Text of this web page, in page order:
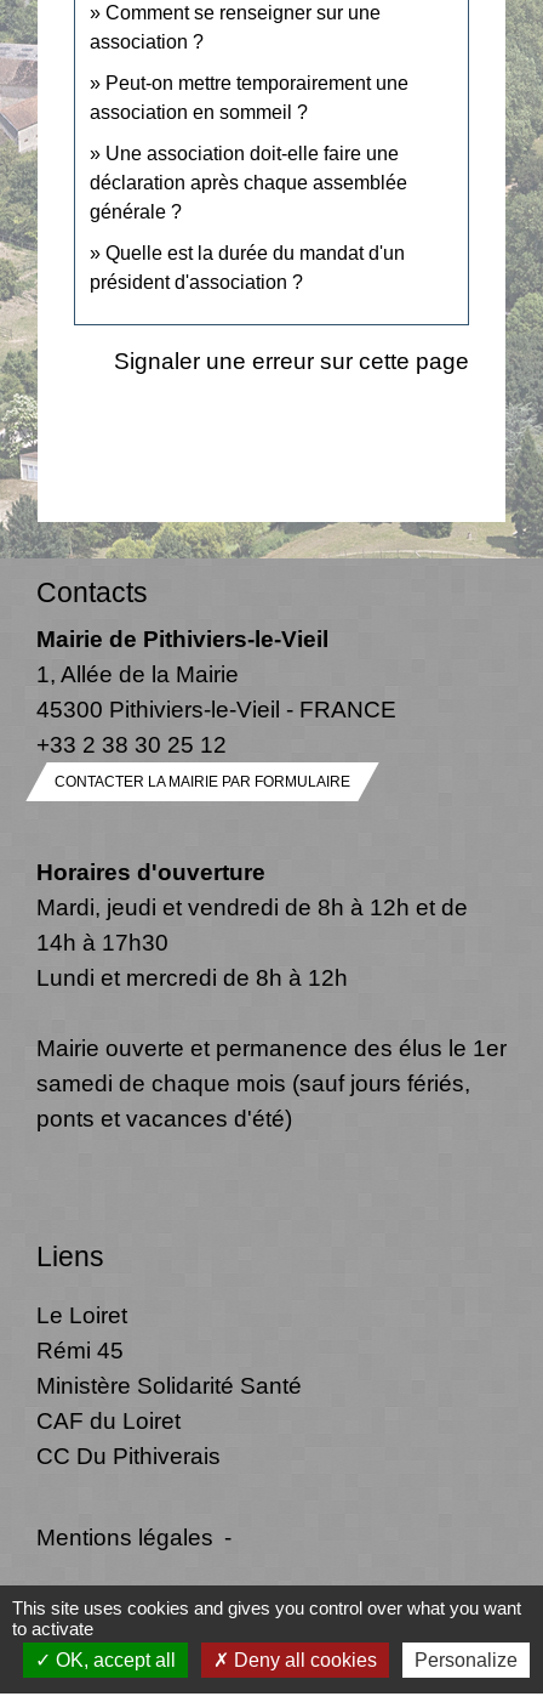
Comment se renseigner sur une
association ?
Peut-on mettre temporairement une
association en sommeil ?
Une association doit-elle faire une
déclaration après chaque assemblée
générale ?
Quelle est la durée du mandat d'un
président d'association ?
Signaler une erreur sur cette page
Contacts
Mairie de Pithiviers-le-Vieil
1, Allée de la Mairie
45300 Pithiviers-le-Vieil - FRANCE
+33 2 38 30 25 12
CONTACTER LA MAIRIE PAR FORMULAIRE
Horaires d'ouverture
Mardi, jeudi et vendredi de 8h à 12h et de
14h à 17h30
Lundi et mercredi de 8h à 12h
Mairie ouverte et permanence des élus le 1er
samedi de chaque mois (sauf jours fériés,
ponts et vacances d'été)
Liens
Le Loiret
Rémi 45
Ministère Solidarité Santé
CAF du Loiret
CC Du Pithiverais
Mentions légales -
Politique de confidentialité - Accessibilité -
Plan du site - Gestion des cookies
This site uses cookies and gives you control over what you want
to activate
OK, accept all
Deny all cookies Personalize